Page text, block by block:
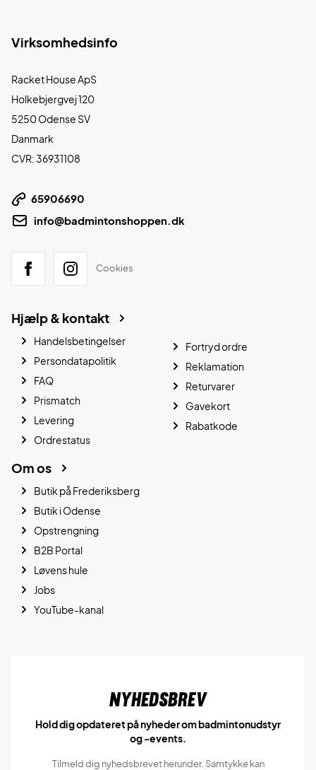
Virksomhedsinfo
Racket House ApS
Holkebjergvej 120
5250 Odense SV
Danmark
CVR: 36931108
65906690
info@badmintonshoppen.dk
Cookies
Hjælp & kontakt
Handelsbetingelser
Persondatapolitik
FAQ
Prismatch
Levering
Ordrestatus
Fortryd ordre
Reklamation
Returvarer
Gavekort
Rabatkode
Om os
Butik på Frederiksberg
Butik i Odense
Opstrengning
B2B Portal
Løvens hule
Jobs
YouTube-kanal
Nyhedsbrev
Hold dig opdateret på nyheder om badmintonudstyr
og -events.
Tilmeld dig nyhedsbrevet herunder. Samtykke kan